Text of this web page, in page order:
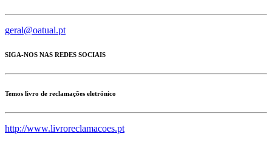
geral@oatual.pt
SIGA-NOS NAS REDES SOCIAIS
Temos livro de reclamações eletrónico
http://www.livroreclamacoes.pt